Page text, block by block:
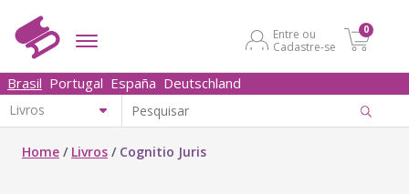
Entre ou
Cadastre-se
0
Brasil Portugal España Deutschland
Home / Livros / Cognitio Juris